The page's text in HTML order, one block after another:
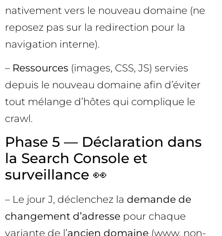
nativement vers le nouveau domaine (ne
reposez pas sur la redirection pour la
navigation interne).
– Ressources (images, CSS, JS) servies
depuis le nouveau domaine afin d’éviter
tout mélange d’hôtes qui complique le
crawl.
Phase 5 — Déclaration dans
la Search Console et
surveillance 👀
– Le jour J, déclenchez la demande de
changement d’adresse pour chaque
variante de l’ancien domaine (www, non-